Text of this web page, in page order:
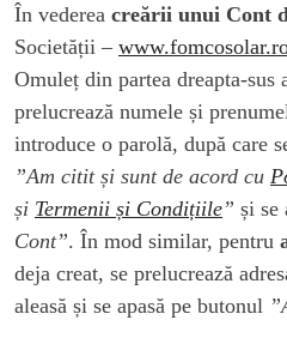
În vederea creării unui Cont
Societății –
Omuleț din partea dreapta-
prelucrează numele și
introduce o parolă, după care
”Am citit și sunt de acord cu
și Termenii și Condițiile” și se
Cont”. În mod similar, pentru
deja creat, se prelucrează
aleasă și se apasă pe butonul